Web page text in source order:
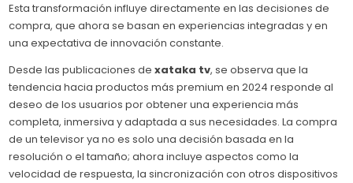
Esta transformación influye directamente en las decisiones de
compra, que ahora se basan en experiencias integradas y en
una expectativa de innovación constante.
Desde las publicaciones dexataka tv, se observa que la
tendencia hacia productos más premium en 2024 responde al
deseo de los usuarios por obtener una experiencia más
completa, inmersiva y adaptada a sus necesidades. La compra
de un televisor ya no es solo una decisión basada en la
resolución o el tamaño; ahora incluye aspectos como la
velocidad de respuesta, la sincronización con otros dispositivos